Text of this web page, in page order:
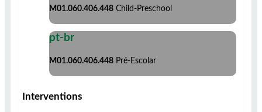
M01.060.406.448 Child-Preschool
pt-br
M01.060.406.448 Pré-Escolar
Interventions